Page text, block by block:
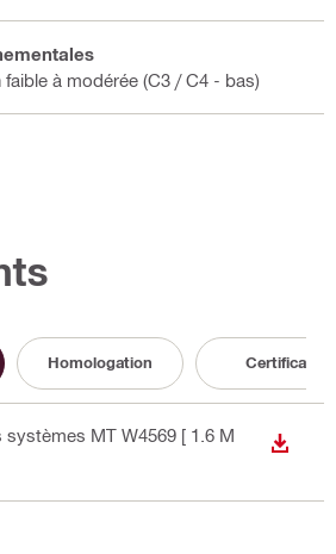
faible à modérée (C3 / C4 - bas)
Homologation Certificat
systèmes MT W4569 [ 1.6 M